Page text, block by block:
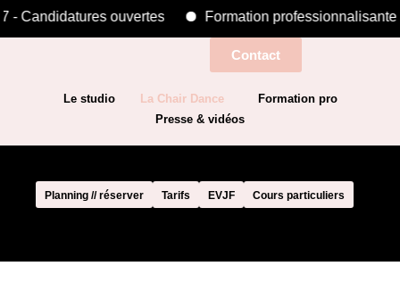
ouvertes Formation professionnalisante
Contact
Le studio La Chair Dance
Formation pro
Presse & vidéos
Planning // réserver Tarifs EVJF Cours particuliers